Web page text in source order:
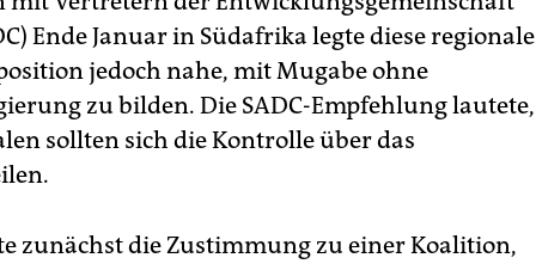
Ende Januar in Südafrika legte diese regionale
jedoch nahe, mit Mugabe ohne
zu bilden. Die SADC-Empfehlung lautete,
sollten sich die Kontrolle über das
zunächst die Zustimmung zu einer Koalition,